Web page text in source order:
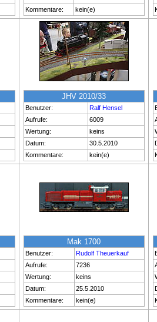
Kommentare:
kein(e)
JHV 2010/33
Benutzer:
Ralf Hensel
Aufrufe:
6009
Wertung:
keins
Datum:
30.5.2010
Kommentare:
kein(e)
Mak 1700
Benutzer:
Rudolf Theuerkauf
Aufrufe:
7236
Wertung:
keins
Datum:
25.5.2010
Kommentare:
kein(e)